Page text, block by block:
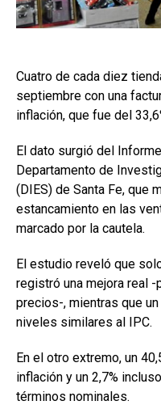
Cuatro de cada diez
septiembre con una
inflación, que fue del
El dato surgió del
Departamento de
(DIES) de Santa Fe, que
estancamiento en las
marcado por la cautela.
El estudio reveló que
registró una mejora real
precios-, mientras que
niveles similares al IPC.
En el otro extremo, un
inflación y un 2,7%
términos nominales.